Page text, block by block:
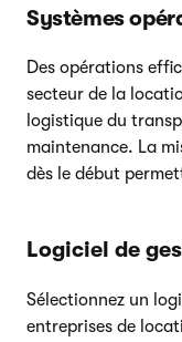
Systèmes
Des opérations
secteur de la
logistique du
maintenance. La
dès le début
Logiciel de
Sélectionnez un
entreprises de